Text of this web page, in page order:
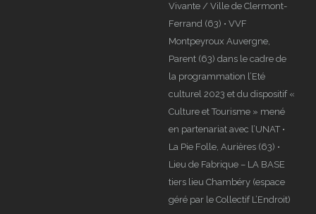
Vivante / Ville de Clermont-
Ferrand (63) • VVF
Montpeyroux Auvergne,
Parent (63) dans le cadre de
la programmation l’Eté
culturel 2023 et du dispositif «
Culture et Tourisme » mené
en partenariat avec l’UNAT •
La Pie Folle, Aurières (63) •
Lieu de Fabrique – LA BASE
tiers lieu Chambéry (espace
géré par le Collectif L’Endroit)